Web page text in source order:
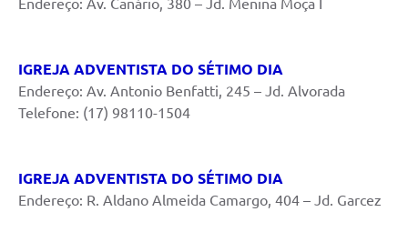
Endereço: Av. Canário, 380 – Jd. Menina Moça I
IGREJA ADVENTISTA DO SÉTIMO DIA
Endereço: Av. Antonio Benfatti, 245 – Jd. Alvorada
Telefone: (17) 98110-1504
IGREJA ADVENTISTA DO SÉTIMO DIA
Endereço: R. Aldano Almeida Camargo, 404 – Jd. Garcez